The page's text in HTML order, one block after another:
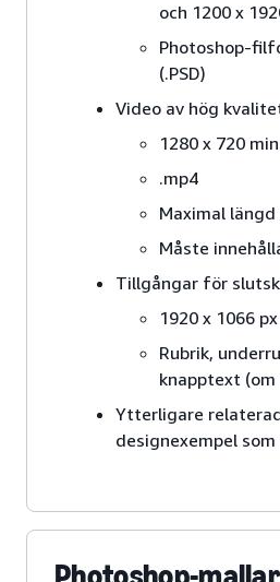
och 1200 x
Photoshop-
(.PSD)
Video av hög
1280 x 720
.mp4
Maximal
Måste
Tillgångar för
1920 x 1066 px
Rubrik,
knapptext
Ytterligare
designexempel